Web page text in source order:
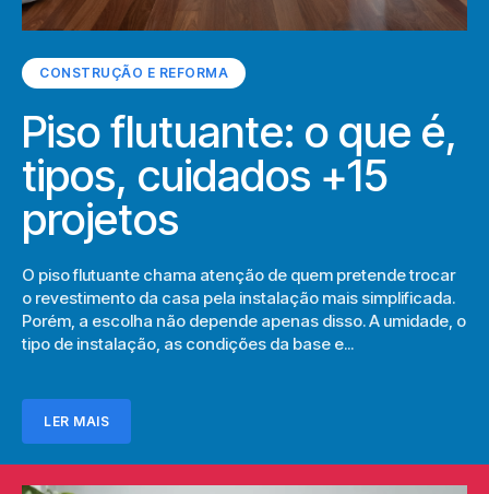
CONSTRUÇÃO E REFORMA
Piso flutuante: o que é,
tipos, cuidados +15
projetos
O piso flutuante chama atenção de quem pretende trocar
o revestimento da casa pela instalação mais simplificada.
Porém, a escolha não depende apenas disso. A umidade, o
tipo de instalação, as condições da base e...
LER MAIS